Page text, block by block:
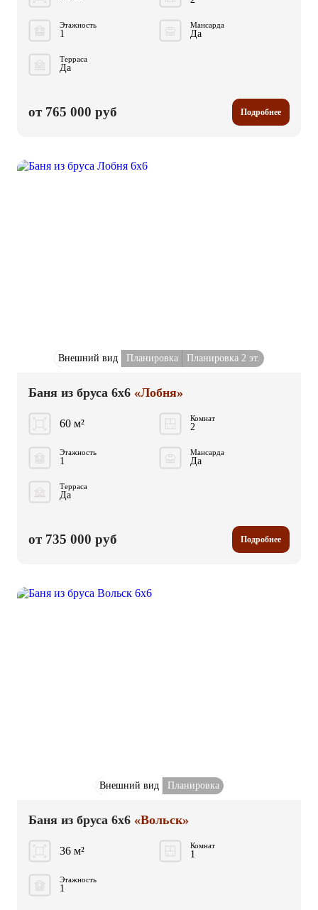
Этажность
1
Мансарда
Да
Терраса
Да
от 765 000 руб Подробнее
Внешний вид Планировка Планировка 2 эт.
Баня из бруса 6x6 «Лобня»
60 м² Комнат
2
Этажность
1
Мансарда
Да
Терраса
Да
от 735 000 руб Подробнее
Внешний вид Планировка
Баня из бруса 6x6 «Вольск»
36 м² Комнат
1
Этажность
1